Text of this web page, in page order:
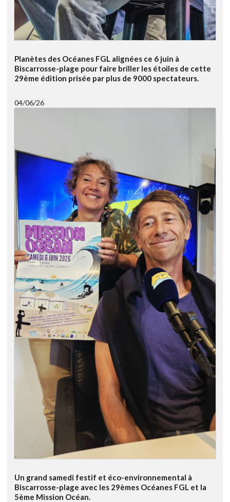
Planètes des Océanes FGL alignées ce 6 juin à
Biscarrosse-plage pour faire briller les étoiles de cette
29ème édition prisée par plus de 9000 spectateurs.
04/06/26
Un grand samedi festif et éco-environnemental à
Biscarrosse-plage avec les 29èmes Océanes FGL et la
5ème Mission Océan.